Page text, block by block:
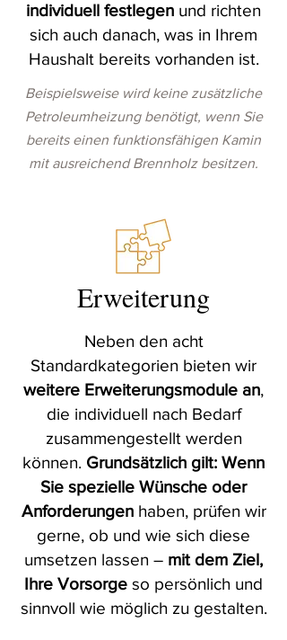
individuell festlegen und richten
sich auch danach, was in Ihrem
Haushalt bereits vorhanden ist.
Beispielsweise wird keine zusätzliche
Petroleumheizung benötigt, wenn Sie
bereits einen funktionsfähigen Kamin
mit ausreichend Brennholz besitzen.
Erweiterung
Neben den acht
Standardkategorien bieten wir
weitere Erweiterungsmodule an,
die individuell nach Bedarf
zusammengestellt werden
können. Grundsätzlich gilt: Wenn
Sie spezielle Wünsche oder
Anforderungen haben, prüfen wir
gerne, ob und wie sich diese
umsetzen lassen – mit dem Ziel,
Ihre Vorsorge so persönlich und
sinnvoll wie möglich zu gestalten.